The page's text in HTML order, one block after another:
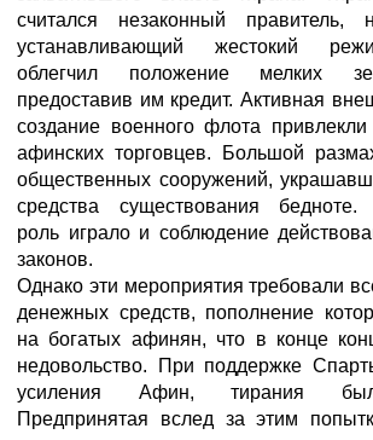
считался незаконный правитель,
устанавливающий жестокий
облегчил положение мелких
предоставив им кредит. Активная
создание военного флота
афинских торговцев. Большой
общественных сооружений,
средства существования
роль играло и соблюдение
законов.
Однако эти мероприятия требовали
денежных средств, пополнение
на богатых афинян, что в конце
недовольство. При поддержке
усиления Афин, тирания
Предпринятая вслед за этим